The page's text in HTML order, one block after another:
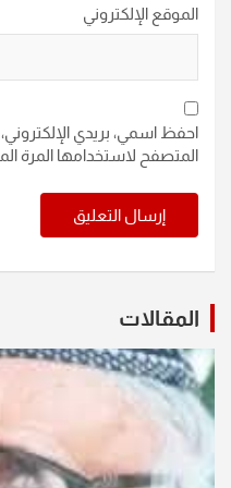
الموقع الإلكتروني
احفظ اسمي، بريدي
المتصفح لاستخدامها المرة
المقالات